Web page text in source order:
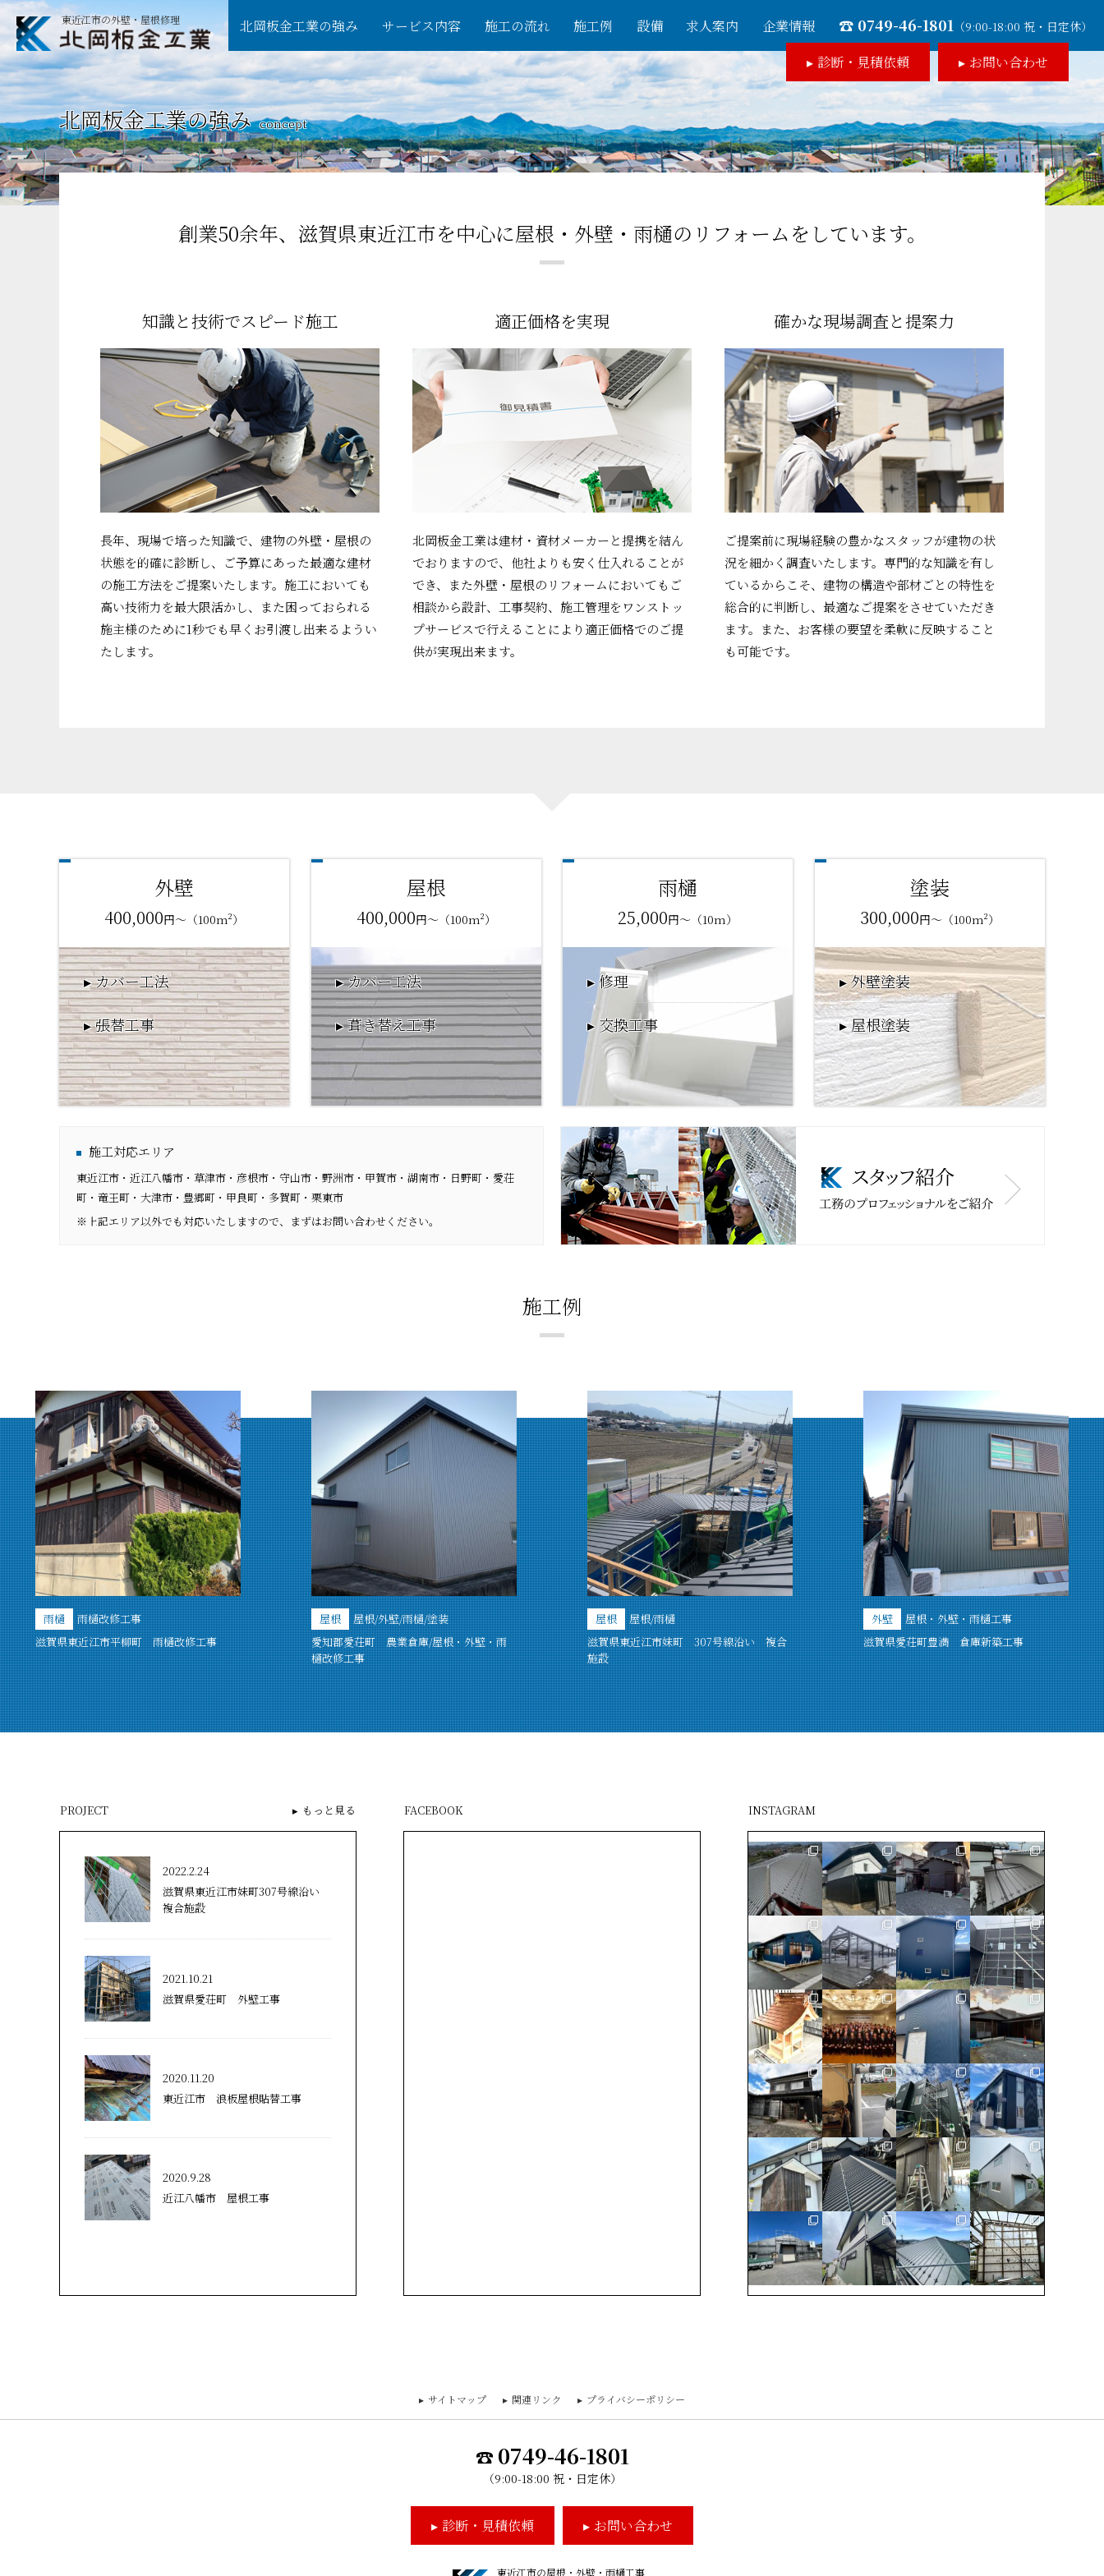
東近江市の外壁・屋根修理 北岡板金工業の強み サービス内容 施工の流れ 施工例 設備 求人案内 企業情報 0749-46-1801 （9:00-18:00 祝・日定休）
診断・見積依頼 お問い合わせ
北岡板金工業の強み concept
創業50余年、滋賀県東近江市を中心に屋根・外壁・雨樋の リフォームをしています。
知識と技術でスピード施工
長年、現場で培った知識で、建物の外壁・屋根の
状態を的確に診断し、ご予算にあった最適な建材
の施工方法をご提案いたします。施工においても
高い技術力を最大限活かし、また困っておられる
施主様のために1秒でも早くお引渡し出来るようい
たします。
適正価格を実現
北岡板金工業は建材・資材メーカーと提携を結ん
でおりますので、他社よりも安く仕入れることが
でき、また外壁・屋根のリフォームにおいてもご
相談から設計、工事契約、施工管理をワンストッ
プサービスで行えることにより適正価格でのご提
供が実現出来ます。
確かな現場調査と提案力
ご提案前に現場経験の豊かなスタッフが建物の状
況を細かく調査いたします。専門的な知識を有し
ているからこそ、建物の構造や部材ごとの特性を
総合的に判断し、最適なご提案をさせていただき
ます。また、お客様の要望を柔軟に反映すること
も可能です。
外壁
400,000円～（100m²）
カバー工法
張替工事
屋根
400,000円～（100m²）
カバー工法
葺き替え工事
雨樋
25,000円～（10m）
修理
交換工事
塗装
300,000円～（100m²）
外壁塗装
屋根塗装
施工対応エリア
東近江市・近江八幡市・草津市・彦根市・守山市・野洲市・甲賀市・湖南市・日野町・愛荘
町・竜王町・大津市・豊郷町・甲良町・多賀町・栗東市
※上記エリア以外でも対応いたしますので、まずはお問い合わせください。
施工例
雨樋
雨樋改修工事
滋賀県東近江市平柳町 雨樋改修工事
屋根
屋根/外壁/雨樋/塗装
愛知郡愛荘町 農業倉庫/屋根・外壁・雨
樋改修工事
屋根
屋根/雨樋
滋賀県東近江市妹町 307号線沿い 複合
施設
外壁
屋根・外壁・雨樋工事
滋賀県愛荘町豊満 倉庫新築工事
PROJECT
2022.2.24
滋賀県東近江市妹町307号線沿い
複合施設
2021.10.21
滋賀県愛荘町 外壁工事
2020.11.20
東近江市 浪板屋根貼替工事
2020.9.28
近江八幡市 屋根工事
もっと見る FACEBOOK INSTAGRAM
サイトマップ 関連リンク プライバシーポリシー
0749-46-1801
（9:00-18:00 祝・日定休）
診断・見積依頼 お問い合わせ
東近江市の屋根・外壁・雨樋工事